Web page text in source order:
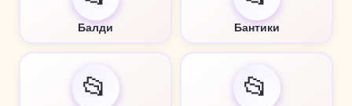
Балди Бантики
📂 📂